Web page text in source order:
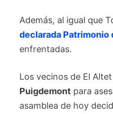
Además, al igual que
declarada Patrimonio
enfrentadas.
Los vecinos de El
Puigdemont para
asamblea de hoy